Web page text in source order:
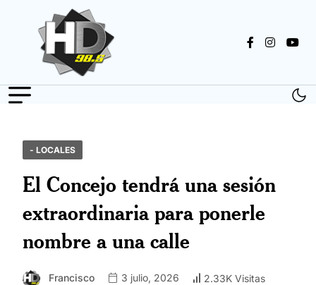
- LOCALES
El Concejo tendrá una sesión
extraordinaria para ponerle
nombre a una calle
Francisco 3 julio, 2026 2.33K Visitas